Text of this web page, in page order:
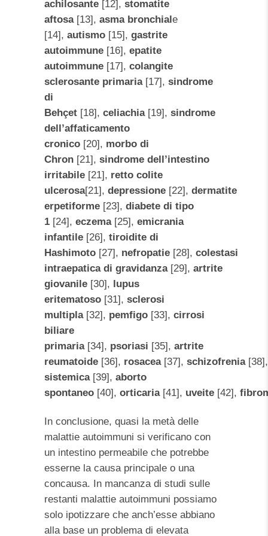
achilosante [12], stomatite
aftosa[13], asma bronchiale
[14], autismo [15], gastrite
autoimmune [16], epatite
autoimmune [17], colangite
sclerosante primaria[17], sindrome
di
Behçet [18], celiachia[19], sindrome
dell’affaticamento
cronico [20], morbo di
Chron [21], sindrome dell’intestino
irritabile [21], retto colite
ulcerosa[21], depressione [22], dermatite
erpetiforme [23], diabete di tipo
1 [24], eczema[25], emicrania
infantile [26], tiroidite di
Hashimoto [27], nefropatie [28], colestasi
intraepatica di gravidanza[29], artrite
giovanile [30], lupus
eritematoso [31], sclerosi
multipla[32], pemfigo [33], cirrosi
biliare
primaria[34], psoriasi [35], artrite
reumatoide [36], rosacea[37], schizofrenia
sistemica[39], aborto
spontaneo [40], orticaria[41], uveite [42],
In conclusione, quasi la metà delle
malattie autoimmuni si verificano con
un intestino permeabile che potrebbe
esserne la causa principale o una
concausa. In mancanza di studi sulle
restanti malattie autoimmuni possiamo
solo ipotizzare che anch’esse abbiano
alla base un problema di elevata